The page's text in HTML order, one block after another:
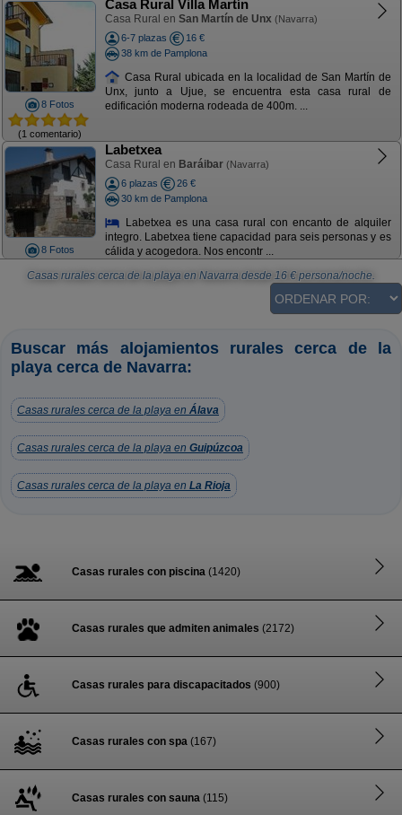
8 Fotos
(1 comentario)
Casa Rural Villa Martín
Casa Rural en San Martín de Unx (Navarra)
6-7 plazas
16 €
38 km de Pamplona
Casa Rural ubicada en la localidad de San Martín de
Unx, junto a Ujue, se encuentra esta casa rural de
edificación moderna rodeada de 400m. ...
8 Fotos
Labetxea
Casa Rural en Baráibar (Navarra)
6 plazas
26 €
30 km de Pamplona
Labetxea es una casa rural con encanto de alquiler
integro. Labetxea tiene capacidad para seis personas y es
cálida y acogedora. Nos encontr ...
Casas rurales cerca de la playa en Navarra desde 16 € persona/noche.
Buscar más alojamientos rurales cerca de la
playa cerca de Navarra:
Casas rurales cerca de la playa en Álava
Casas rurales cerca de la playa en Guipúzcoa
Casas rurales cerca de la playa en La Rioja
Casas rurales con piscina (1420)
Casas rurales que admiten animales (2172)
Casas rurales para discapacitados (900)
Casas rurales con spa (167)
Casas rurales con sauna (115)